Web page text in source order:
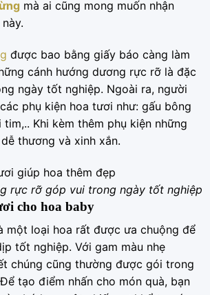
mà ai cũng mong muốn nhận
được bao bằng giấy báo càng làm
cánh hướng dương rực rỡ là đặc
ngày tốt nghiệp. Ngoài ra, người
phụ kiện hoa tươi như: gấu bông
Khi kèm thêm phụ kiện những
thương và xinh xắn.
rực rỡ góp vui trong ngày tốt nghiệp
cho hoa baby
một loại hoa rất được ưa chuộng để
tốt nghiệp. Với gam màu nhẹ
chúng cũng thường được gói trong
tạo điểm nhấn cho món quà, bạn